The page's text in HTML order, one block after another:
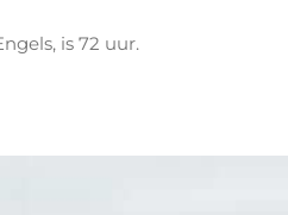
is 72 uur.